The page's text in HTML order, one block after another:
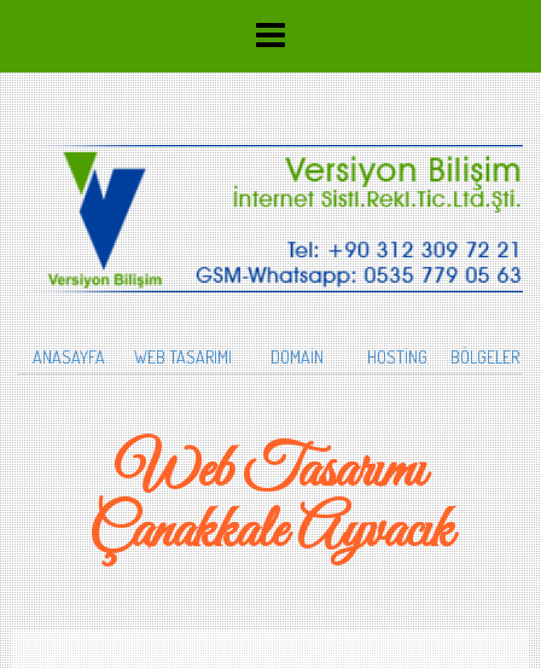
ANASAYFA WEB TASARIMI DOMAİN HOSTİNG BÖLGELER
Web Tasarımı
Çanakkale Ayvacık